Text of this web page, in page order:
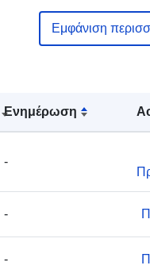
Ενημέρωση
-
-
-
Συσσωρευμένη
Εμφάνιση